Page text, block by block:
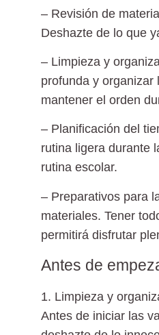
– Revisión de
Deshazte de lo que
– Limpieza y
profunda y organizar
mantener el orden
– Planificación del
rutina ligera durante
rutina escolar.
– Preparativos para
materiales. Tener
permitirá disfrutar
Antes de
1. Limpieza y
Antes de iniciar las